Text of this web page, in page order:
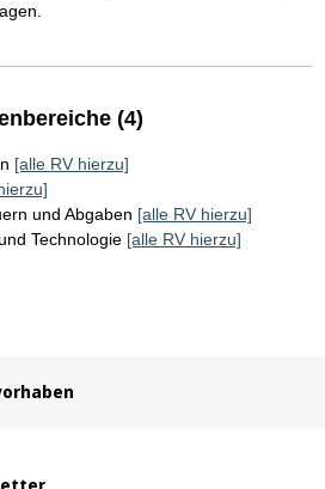
(4)
[alle RV hierzu]
und Abgaben [alle RV hierzu]
Technologie [alle RV hierzu]